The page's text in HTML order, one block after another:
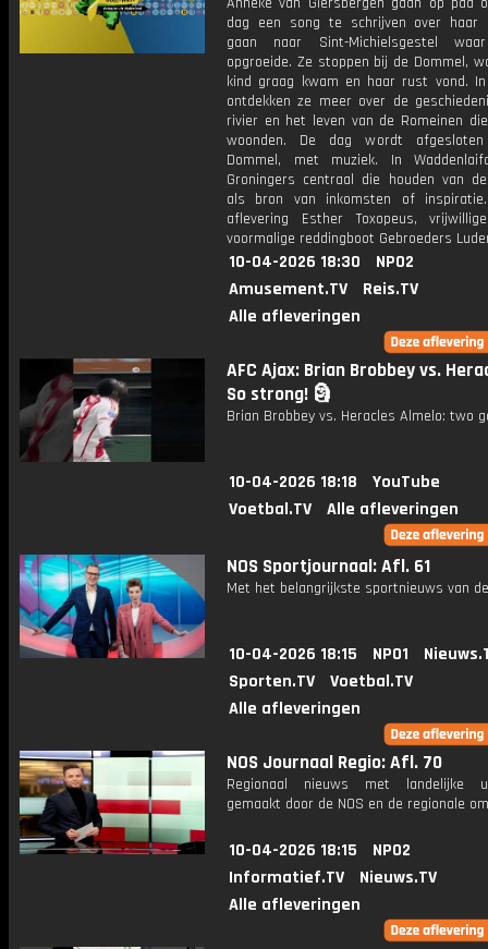
dag een song te schrijven over haar
gaan naar Sint-Michielsgestel
opgroeide. Ze stoppen bij de Dommel,
kind graag kwam en haar rust vond. In
ontdekken ze meer over de
rivier en het leven van de Romeinen
woonden. De dag wordt
Dommel, met muziek. In
Groningers centraal die houden van
als bron van inkomsten of
aflevering Esther Toxopeus,
voormalige reddingboot Gebroeders
10-04-2026 18:30
NPO2
Amusement.TV
Reis.TV
Alle afleveringen
AFC Ajax: Brian Brobbey vs.
So strong! 🗿
Brian Brobbey vs. Heracles Almelo: two
10-04-2026 18:18
YouTube
Voetbal.TV
Alle afleveringen
NOS Sportjournaal: Afl. 61
Met het belangrijkste sportnieuws van
10-04-2026 18:15 NPO1
Sporten.TV
Voetbal.TV
Alle afleveringen
NOS Journaal Regio: Afl. 70
Regionaal nieuws met landelijke
gemaakt door de NOS en de regionale
10-04-2026 18:15
NPO2
Informatief.TV
Nieuws.TV
Alle afleveringen